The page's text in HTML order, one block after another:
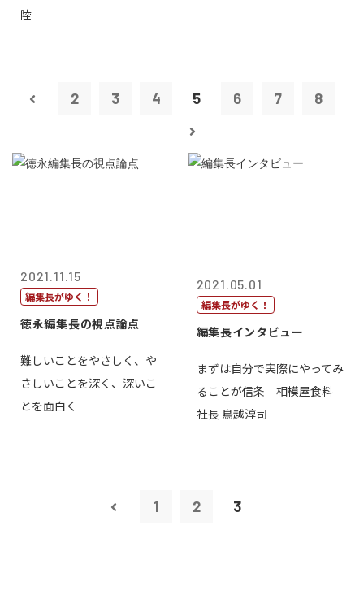
陸
2 3 4 5 6 7 8
2021.11.15
編集長がゆく！
徳永編集長の視点論点
難しいことをやさしく、や
さしいことを深く、深いこ
とを面白く
2021.05.01
編集長がゆく！
編集長インタビュー
まずは自分で実際にやってみ
ることが信条 相模屋食料
社長 鳥越淳司
1 2 3